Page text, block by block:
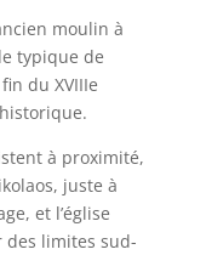
moulin à
typique de
du XVIIIe
à proximité,
juste à
et l’église
des limites sud-